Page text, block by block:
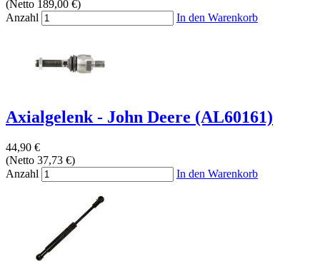
(Netto 189,00 €)
Anzahl
In den Warenkorb
Axialgelenk - John Deere (AL60161)
44,90 €
(Netto 37,73 €)
Anzahl
In den Warenkorb